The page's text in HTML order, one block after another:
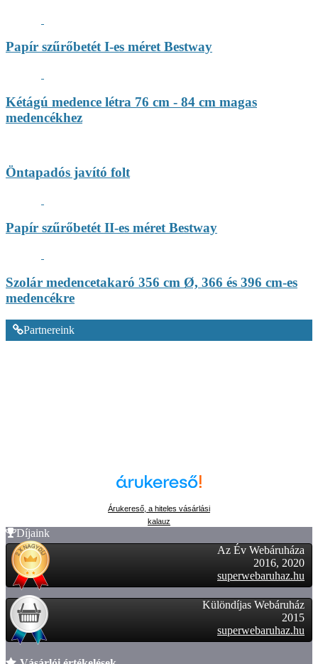
Papír szűrőbetét I-es méret Bestway
Kétágú medence létra 76 cm - 84 cm magas
medencékhez
Öntapadós javító folt
Papír szűrőbetét II-es méret Bestway
Szolár medencetakaró 356 cm Ø, 366 és 396 cm-es
medencékre
Partnereink
Árukereső, a hiteles vásárlási
kalauz
Díjaink
Az Év Webáruháza
2016, 2020
superwebaruhaz.hu
Különdíjas Webáruház
2015
superwebaruhaz.hu